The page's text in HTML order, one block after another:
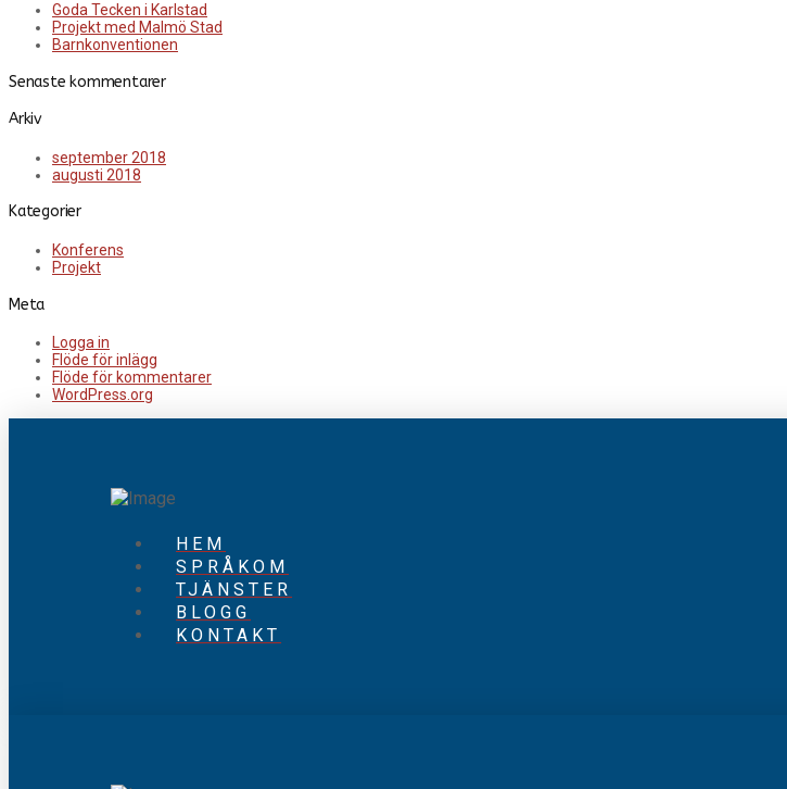
Goda Tecken i Karlstad
Projekt med Malmö Stad
Barnkonventionen
Senaste kommentarer
Arkiv
september 2018
augusti 2018
Kategorier
Konferens
Projekt
Meta
Logga in
Flöde för inlägg
Flöde för kommentarer
WordPress.org
HEM
SPRÅKOM
TJÄNSTER
BLOGG
KONTAKT